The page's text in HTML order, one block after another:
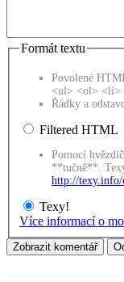
Formát textu
Povolené
<ul> <ol> <li>
Řádky a
Filtered HTML
Pomocí
**tučně**.
http://texy.info/
Texy!
Více informací o